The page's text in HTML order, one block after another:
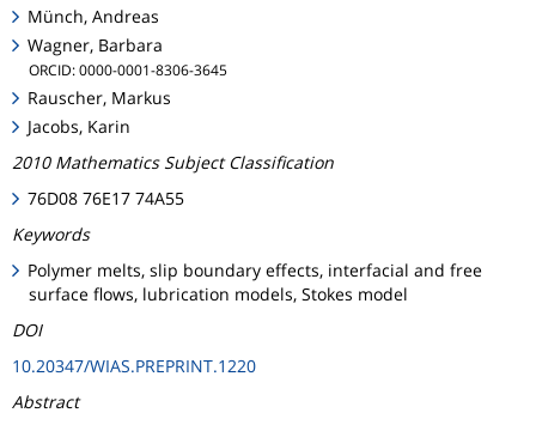
Münch, Andreas
Wagner, Barbara
ORCID: 0000-0001-8306-3645
Rauscher, Markus
Jacobs, Karin
2010 Mathematics Subject Classification
76D08 76E17 74A55
Keywords
Polymer melts, slip boundary effects, interfacial and free
surface flows, lubrication models, Stokes model
DOI
10.20347/WIAS.PREPRINT.1220
Abstract